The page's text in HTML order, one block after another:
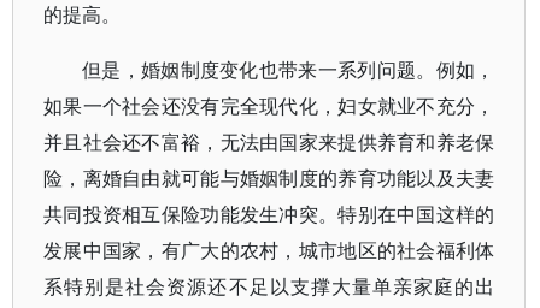
的提高。
但是，婚姻制度变化也带来一系列问题。例如，
如果一个社会还没有完全现代化，妇女就业不充分，
并且社会还不富裕，无法由国家来提供养育和养老保
险，离婚自由就可能与婚姻制度的养育功能以及夫妻
共同投资相互保险功能发生冲突。特别在中国这样的
发展中国家，有广大的农村，城市地区的社会福利体
系特别是社会资源还不足以支撑大量单亲家庭的出